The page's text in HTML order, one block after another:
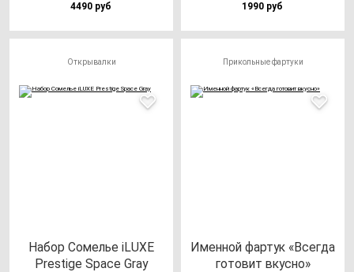
4490 руб 1990 руб
Открывалки
Набор Сомелье iLUXE
Pres­ti­ge Spa­ce Gray
Прикольные фартуки
Имен­ной фар­тук «Всег­да
го­то­вит вкус­но»